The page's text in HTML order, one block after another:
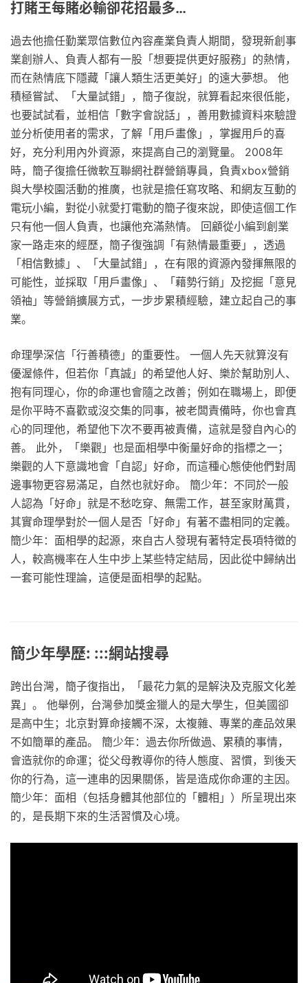
打賭王每賭必輸卻花招最多…
過去他擔任勤業眾信數位內容產業負責人期間，發現新創事
業創辦人、負責人都有一股「想要提供更好服務」的熱情，
而在熱情底下隱藏「讓人類生活更美好」的遠大夢想。 他
積極嘗試、「大量試錯」，簡子復說，就算看起來很低能，
也要試試看，並相信「數字會說話」，善用數據資料來驗證
並分析使用者的需求，了解「用戶畫像」，掌握用戶的喜
好，充分利用內外資源，來提高自己的瀏覽量。 2008年
時，簡子復擔任微軟互聯網社群營銷專員，負責xbox營銷
與大學校園活動的推廣，也就是擔任寫攻略、和網友互動的
電玩小編，對從小就愛打電動的簡子復來說，即使這個工作
只有他一個人負責，也讓他充滿熱情。 回顧從小編到創業
家一路走來的經歷，簡子復強調「有熱情最重要」，透過
「相信數據」、「大量試錯」，在有限的資源內發揮無限的
可能性，並採取「用戶畫像」、「藉勢行銷」及挖掘「意見
領袖」等營銷擴展方式，一步步累積經驗，建立起自己的事
業。
命理學深信「行善積德」的重要性。 一個人先天就算沒有
優渥條件，但若你「真誠」的希望他人好、樂於幫助別人、
抱有同理心，你的命運也會隨之改善；例如在職場上，即便
是你平時不喜歡或沒交集的同事，被老闆責備時，你也會真
心的同理他，希望他下次不要再被責備，這就是發自內心的
善。 此外，「樂觀」也是面相學中衡量好命的指標之一；
樂觀的人下意識地會「自認」好命，而這種心態使他們對周
邊事物更容易滿足，自然也就好命。 簡少年：不同於一般
人認為「好命」就是不愁吃穿、無需工作，甚至家財萬貫，
其實命理學對於一個人是否「好命」有著不盡相同的定義。
簡少年：面相學的起源，來自古人發現有著特定長項特徵的
人，較高機率在人生中步上某些特定結局，因此從中歸納出
一套可能性理論，這便是面相學的起點。
簡少年學歷: :::網站搜尋
跨出台灣，簡子復指出，「最花力氣的是解決及克服文化差
異」。 他舉例，台灣參加獎金獵人的是大學生，但美國卻
是高中生；北京對算命接觸不深，太複雜、專業的產品效果
不如簡單的產品。 簡少年：過去你所做過、累積的事情，
會造就你的命運；從父母教導你的待人態度、習慣，到後天
你的行為，這一連串的因果關係，皆是造成你命運的主因。
簡少年：面相（包括身體其他部位的「體相」）所呈現出來
的，是長期下來的生活習慣及心境。